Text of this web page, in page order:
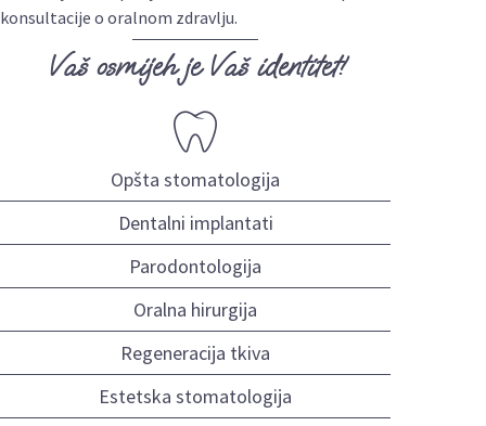
konsultacije o oralnom zdravlju.
Vaš osmijeh je Vaš identitet!
Opšta stomatologija
Dentalni implantati
Parodontologija
Oralna hirurgija
Regeneracija tkiva
Estetska stomatologija